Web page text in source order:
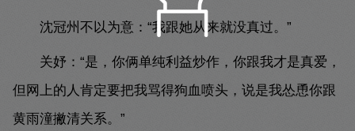
沈冠州不以为意：“我跟她从来就没真过。”
关妤：“是，你俩单纯利益炒作，你跟我才是真爱，
但网上的人肯定要把我骂得狗血喷头，说是我怂恿你跟
黄雨潼撇清关系。”